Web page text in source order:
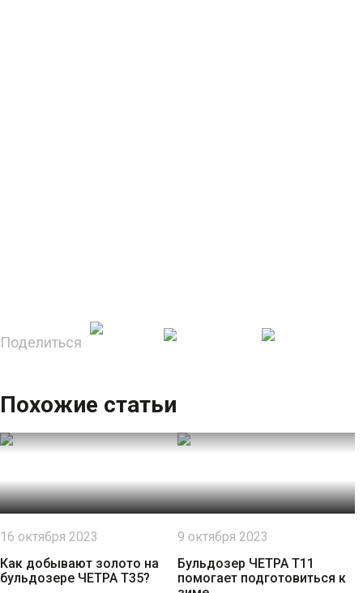
Поделиться
Похожие статьи
16 октября 2023
Как добывают золото на
бульдозере ЧЕТРА Т35?
9 октября 2023
Бульдозер ЧЕТРА Т11
помогает подготовиться к